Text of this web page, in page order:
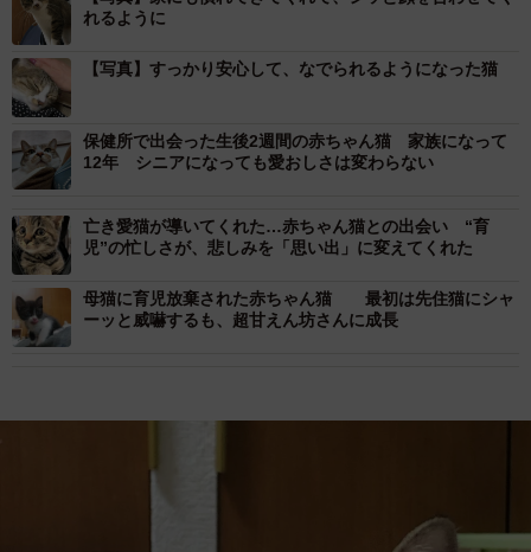
れるように
【写真】すっかり安心して、なでられるようになった猫
保健所で出会った生後2週間の赤ちゃん猫 家族になって
12年 シニアになっても愛おしさは変わらない
亡き愛猫が導いてくれた…赤ちゃん猫との出会い “育
児”の忙しさが、悲しみを「思い出」に変えてくれた
母猫に育児放棄された赤ちゃん猫 最初は先住猫にシャ
ーッと威嚇するも、超甘えん坊さんに成長